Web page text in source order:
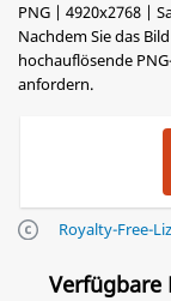
PNG | 4920x2768 |
Nachdem Sie das
hochauflösende
anfordern.
Royalty-Free-
Verfügbare